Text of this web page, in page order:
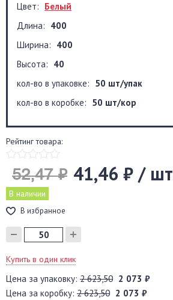
Цвет: Белый
Длина: 400
Ширина: 400
Высота: 40
кол-во в упаковке: 50 шт/упак
кол-во в коробке: 50 шт/кор
Рейтинг товара:
41,46 ₽ / шт
52,47 ₽
В наличии
В избранное
Купить в один клик
Цена за упаковку: 2 623,50 2 073 ₽
Цена за коробку: 2 623,50 2 073 ₽